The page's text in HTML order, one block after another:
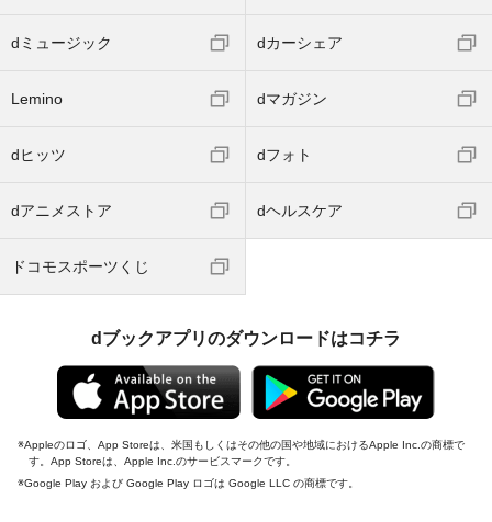
dミュージック dカーシェア
Lemino dマガジン
dヒッツ dフォト
dアニメストア dヘルスケア
ドコモスポーツくじ
dブックアプリのダウンロードはコチラ
Appleのロゴ、App Storeは、米国もしくはその他の国や地域におけるApple Inc.の商標で
す。App Storeは、Apple Inc.のサービスマークです。
Google Play および Google Play ロゴは Google LLC の商標です。